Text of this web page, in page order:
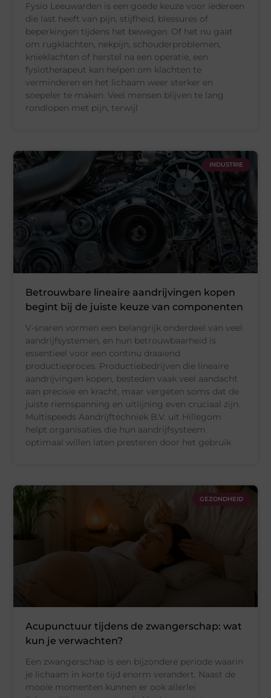
Fysio Leeuwarden is een goede keuze voor iedereen
die last heeft van pijn, stijfheid, blessures of
beperkingen tijdens het bewegen. Of het nu gaat
om rugklachten, nekpijn, schouderproblemen,
knieklachten of herstel na een operatie, een
fysiotherapeut kan helpen om klachten te
verminderen en het lichaam weer sterker en
soepeler te maken. Veel mensen blijven te lang
rondlopen met pijn, terwijl
INDUSTRIE
Betrouwbare lineaire aandrijvingen kopen
begint bij de juiste keuze van componenten
V-snaren vormen een belangrijk onderdeel van veel
aandrijfsystemen, en hun betrouwbaarheid is
essentieel voor een continu draaiend
productieproces. Productiebedrijven die lineaire
aandrijvingen kopen, besteden vaak veel aandacht
aan precisie en kracht, maar vergeten soms dat de
juiste riemspanning en uitlijning even cruciaal zijn.
Multispeeds Aandrijftechniek B.V. uit Hillegom
helpt organisaties die hun aandrijfsysteem
optimaal willen laten presteren door het gebruik
GEZONDHEID
Acupunctuur tijdens de zwangerschap: wat
kun je verwachten?
Een zwangerschap is een bijzondere periode waarin
je lichaam in korte tijd enorm verandert. Naast de
mooie momenten kunnen er ook allerlei